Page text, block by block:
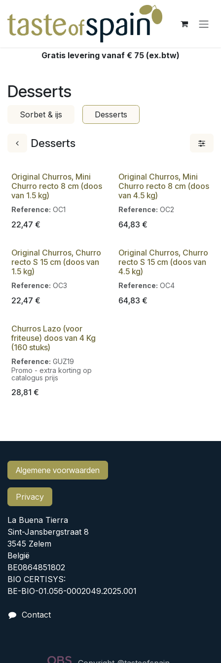
Gratis levering vanaf € 75 (ex.btw)
Desserts
Sorbet & ijs Desserts
Desserts
Original Churros, Mini
Churro recto 8 cm (doos
van 1.5 kg)
Reference: OC1
22,47 €
Original Churros, Mini
Churro recto 8 cm (doos
van 4.5 kg)
Reference: OC2
64,83 €
Original Churros, Churro
recto S 15 cm (doos van
1.5 kg)
Reference: OC3
22,47 €
Original Churros, Churro
recto S 15 cm (doos van
4.5 kg)
Reference: OC4
64,83 €
Churros Lazo (voor
friteuse) doos van 4 Kg
(160 stuks)
Reference: GUZ19
Promo - extra korting op
catalogus prijs
28,81 €
Algemene voorwaarden
Privacy
La Buena Tierra
Sint-Jansbergstraat 8
3545 Zelem
België
BE0864851802
BIO CERTISYS:
BE-BIO-01.056-0002049.2025.001
Contact